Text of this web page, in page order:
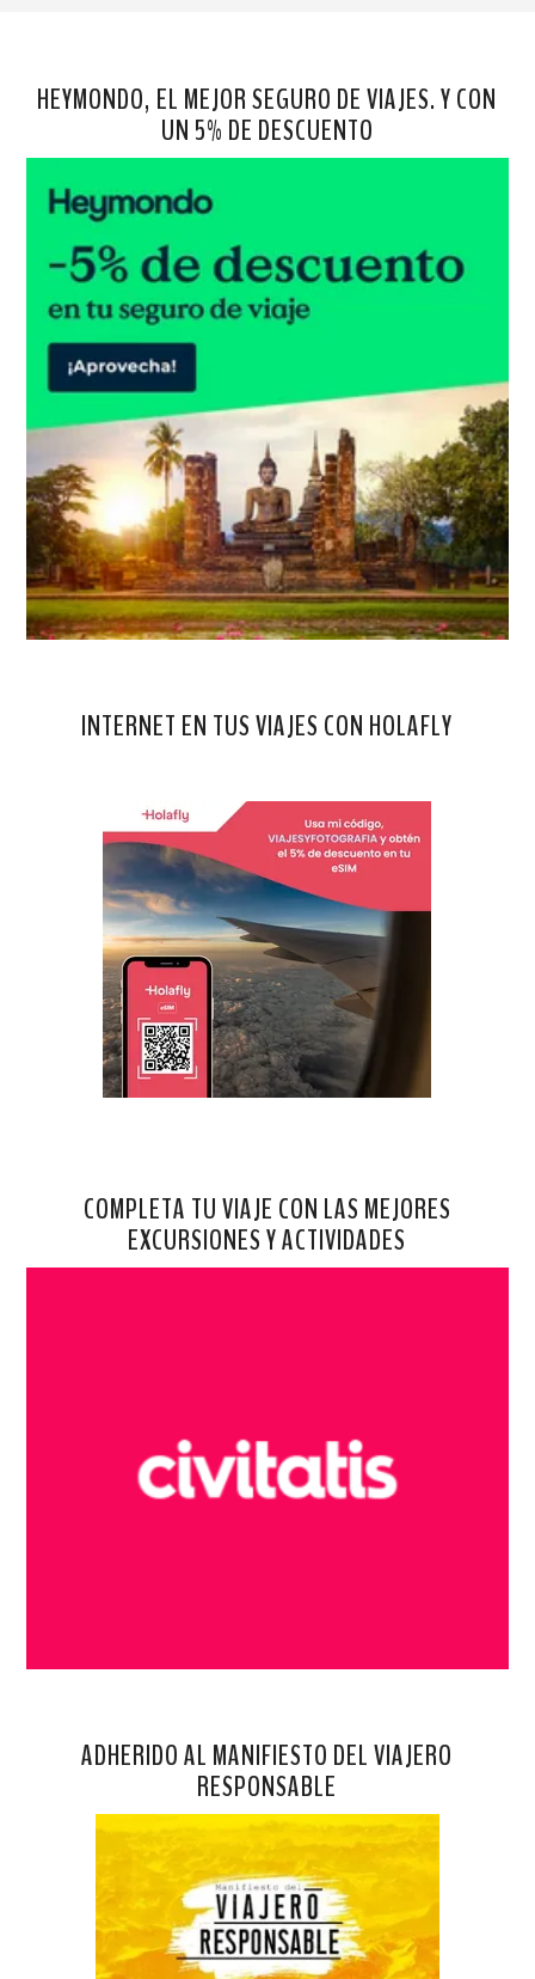
HEYMONDO, EL MEJOR SEGURO DE VIAJES. Y CON
UN 5% DE DESCUENTO
INTERNET EN TUS VIAJES CON HOLAFLY
COMPLETA TU VIAJE CON LAS MEJORES
EXCURSIONES Y ACTIVIDADES
ADHERIDO AL MANIFIESTO DEL VIAJERO
RESPONSABLE